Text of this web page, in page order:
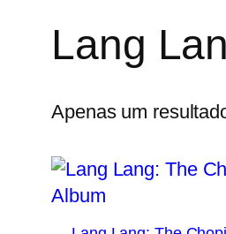
Lang
Apenas um